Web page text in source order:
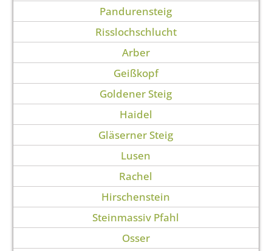
Pandurensteig
Risslochschlucht
Arber
Geißkopf
Goldener Steig
Haidel
Gläserner Steig
Lusen
Rachel
Hirschenstein
Steinmassiv Pfahl
Osser